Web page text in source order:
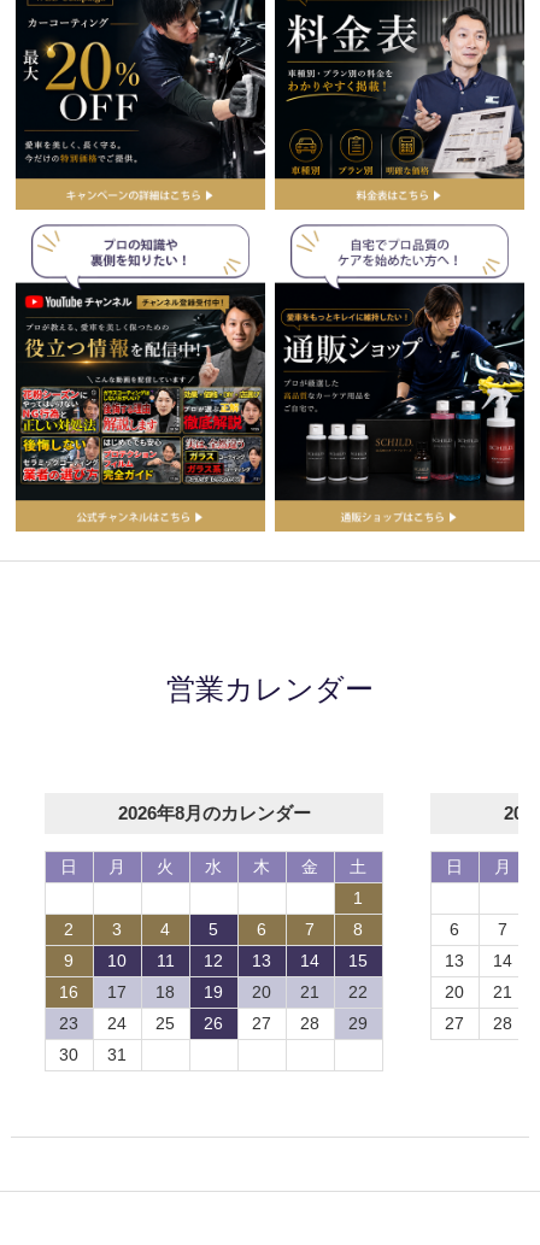
営業カレンダー
2026年8月のカレンダー
日 月 火 水 木 金
土
1
2
3 4 5 6 7
8
9
10 11 12 13 14
15
16
17 18 19 20 21
22
23
24 25 26 27 28
29
30
31
日 月
6
7
13
14
20
21
27
28